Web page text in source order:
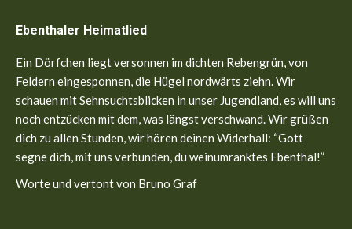
opens
in
new
window
opens
in
new
window
Ebenthaler Heimatlied
Ein Dörfchen liegt versonnen im dichten Rebengrün, von
Feldern eingesponnen, die Hügel nordwärts ziehn. Wir
schauen mit Sehnsuchtsblicken in unser Jugendland, es will uns
noch entzücken mit dem, was längst verschwand. Wir grüßen
dich zu allen Stunden, wir hören deinen Widerhall: “Gott
segne dich, mit uns verbunden, du weinumranktes Ebenthal!”
Worte und vertont von Bruno Graf